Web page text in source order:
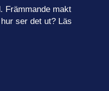
Främmande makt
ser det ut? Läs